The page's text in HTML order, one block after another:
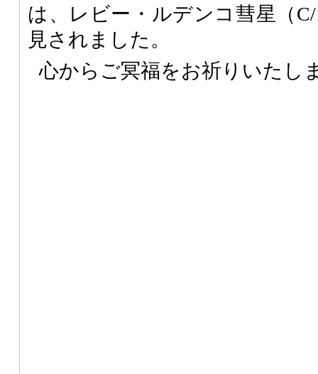
は、レビー・ルデンコ彗星（
見されました。
心からご冥福をお祈りいたし